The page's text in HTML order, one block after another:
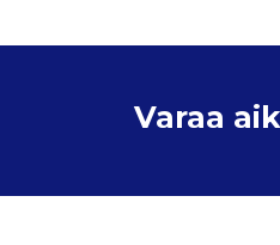
Varaa